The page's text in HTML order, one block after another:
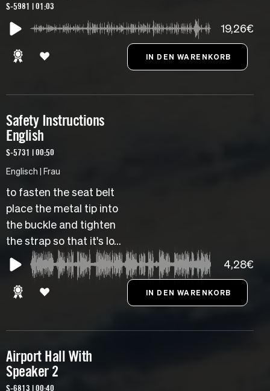
S-5981 | 01:03
19,26€
Safety Instructions
English
S-5731 | 00:50
Englisch | Frau
to fasten the seat belt
place the metal tip into
the buckle and tighten
the strap so that it's lo...
4,28€
Airport Hall With
Speaker 2
S-6813 | 00:40